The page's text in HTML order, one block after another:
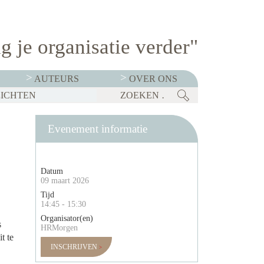
je organisatie verder"
AUTEURS
OVER ONS
TE ZETTEN
te
Evenement informatie
Datum
09 maart 2026
Tijd
14:45 - 15:30
Organisator(en)
HRMorgen
INSCHRIJVEN